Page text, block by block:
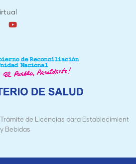
para Establecimientos de Alimentos